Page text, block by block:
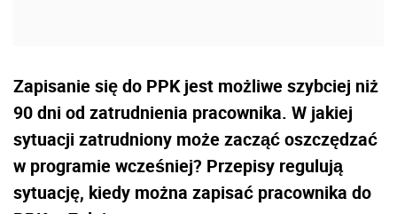
Zapisanie się do PPK jest możliwe szybciej niż
90 dni od zatrudnienia pracownika. W jakiej
sytuacji zatrudniony może zacząć oszczędzać
w programie wcześniej? Przepisy regulują
sytuację, kiedy można zapisać pracownika do